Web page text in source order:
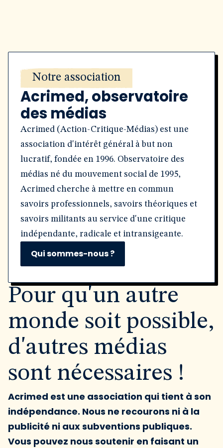
Notre association
Acrimed, observatoire
des médias
Acrimed (Action-Critique-Médias) est une
association d'intérêt général à but non
lucratif, fondée en 1996. Observatoire des
médias né du mouvement social de 1995,
Acrimed cherche à mettre en commun
savoirs professionnels, savoirs théoriques et
savoirs militants au service d'une critique
indépendante, radicale et intransigeante.
Qui sommes-nous ?
Pour qu'un autre
monde soit possible,
d'autres médias
sont nécessaires !
Acrimed est une association qui tient à son
indépendance. Nous ne recourons ni à la
publicité ni aux subventions publiques.
Vous pouvez nous soutenir en faisant un